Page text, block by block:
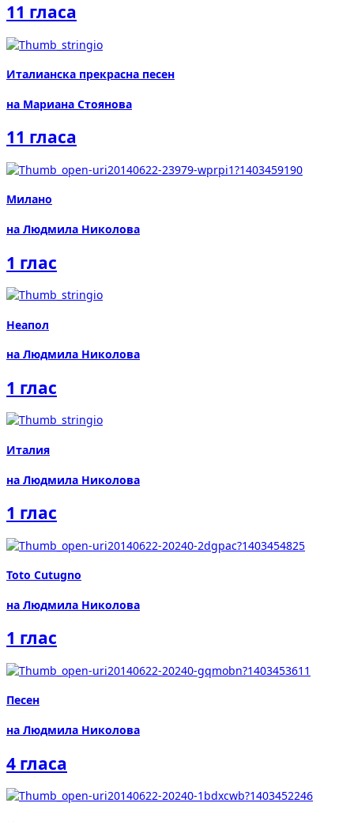
11 гласа
Италианска прекрасна песен
на Мариана Стоянова
11 гласа
Милано
на Людмила Николова
1 глас
Неапол
на Людмила Николова
1 глас
Италия
на Людмила Николова
1 глас
Toto Cutugno
на Людмила Николова
1 глас
Песен
на Людмила Николова
4 гласа